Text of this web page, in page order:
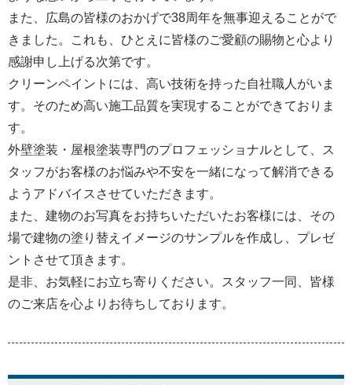
また、広島の皆様のおかげで38周年を無事迎えることがで
きました。これも、ひとえに皆様のご愛顧の賜物と心より
感謝申し上げる次第です。
クリーンペイントには、高い技術を持った自社職人がいま
す。そのため高い施工品質を実現することができておりま
す。
外壁塗装・屋根塗装専門のプロフェッショナルとして、ス
タッフがお客様のお悩みや不安を一緒になって解消できる
ようアドバイスさせていただきます。
また、建物のお写真をお持ちいただいたお客様には、その
場で建物の塗り替えイメージのサンプルを作成し、プレゼ
ントさせて頂きます。
是非、お気軽にお立ち寄りください。スタッフ一同、皆様
のご来店を心よりお待ちしております。